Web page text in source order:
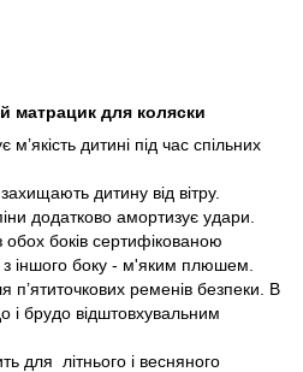
матрацик для коляски
дитині під час спільних
дитину від вітру.
додатково амортизує удари.
обох боків сертифікованою
іншого боку - м'яким плюшем.
п’ятиточкових ременів безпеки. В
і брудо відштовхувальним
для літнього і весняного